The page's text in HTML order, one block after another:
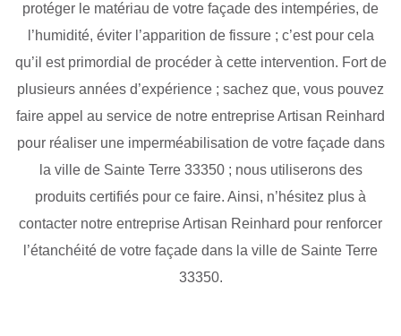
protéger le matériau de votre façade des intempéries, de
l’humidité, éviter l’apparition de fissure ; c’est pour cela
qu’il est primordial de procéder à cette intervention. Fort de
plusieurs années d’expérience ; sachez que, vous pouvez
faire appel au service de notre entreprise Artisan Reinhard
pour réaliser une imperméabilisation de votre façade dans
la ville de Sainte Terre 33350 ; nous utiliserons des
produits certifiés pour ce faire. Ainsi, n’hésitez plus à
contacter notre entreprise Artisan Reinhard pour renforcer
l’étanchéité de votre façade dans la ville de Sainte Terre
33350.